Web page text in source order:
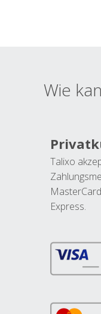
Wie
Talixo
Express.